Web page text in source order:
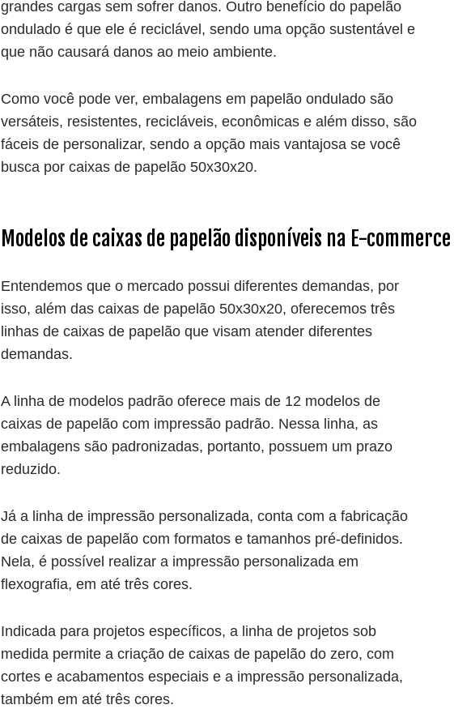
grandes cargas sem sofrer danos. Outro benefício do papelão
ondulado é que ele é reciclável, sendo uma opção sustentável e
que não causará danos ao meio ambiente.
Como você pode ver, embalagens em papelão ondulado são
versáteis, resistentes, recicláveis, econômicas e além disso, são
fáceis de personalizar, sendo a opção mais vantajosa se você
busca por caixas de papelão 50x30x20.
Modelos de caixas de papelão disponíveis na E-
Entendemos que o mercado possui diferentes demandas, por
isso, além das caixas de papelão 50x30x20, oferecemos três
linhas de caixas de papelão que visam atender diferentes
demandas.
A linha de modelos padrão oferece mais de 12 modelos de
caixas de papelão com impressão padrão. Nessa linha, as
embalagens são padronizadas, portanto, possuem um prazo
reduzido.
Já a linha de impressão personalizada, conta com a fabricação
de caixas de papelão com formatos e tamanhos pré-definidos.
Nela, é possível realizar a impressão personalizada em
flexografia, em até três cores.
Indicada para projetos específicos, a linha de projetos sob
medida permite a criação de caixas de papelão do zero, com
cortes e acabamentos especiais e a impressão personalizada,
também em até três cores.